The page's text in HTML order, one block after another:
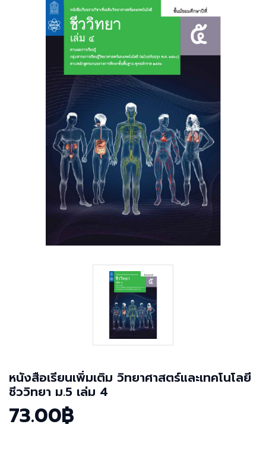
หนังสือเรียนเพิ่มเติม วิทยาศาสตร์และเทคโนโลยี
ชีววิทยา ม.5 เล่ม 4
73.00฿